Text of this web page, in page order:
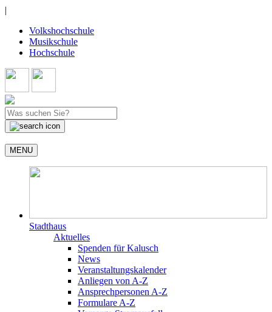
|
Volkshochschule
Musikschule
Hochschule
MENU
Stadthaus
Aktuelles
Spenden für Kalusch
News
Veranstaltungskalender
Anliegen von A-Z
Ansprechpersonen A-Z
Formulare A-Z